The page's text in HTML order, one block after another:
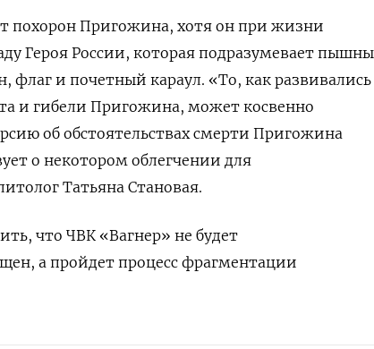
похорон Пригожина, хотя он при жизни
Героя России, которая подразумевает
и почетный караул. «То, как развивались
и гибели Пригожина, может косвенно
об обстоятельствах смерти Пригожина
о некотором облегчении для
Татьяна Становая.
что ЧВК «Вагнер» не будет
а пройдет процесс фрагментации